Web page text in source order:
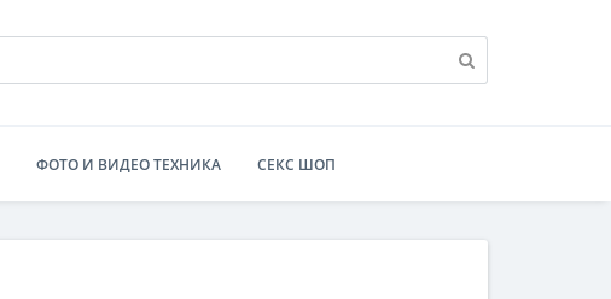
ФОТО И ВИДЕО ТЕХНИКА СЕКС ШОП